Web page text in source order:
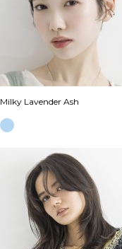
Milky Lavender Ash